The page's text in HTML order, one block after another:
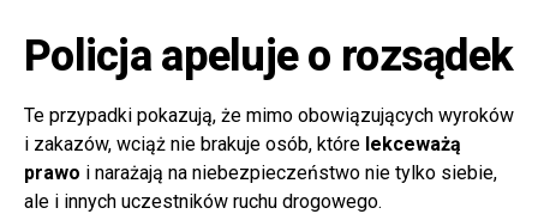
Policja apeluje o rozsądek
Te przypadki pokazują, że mimo obowiązujących wyroków
i zakazów, wciąż nie brakuje osób, które lekceważą
prawo i narażają na niebezpieczeństwo nie tylko siebie,
ale i innych uczestników ruchu drogowego.